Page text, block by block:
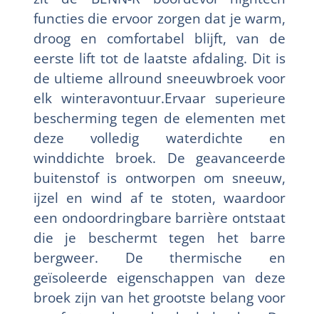
functies die ervoor zorgen dat je warm,
droog en comfortabel blijft, van de
eerste lift tot de laatste afdaling. Dit is
de ultieme allround sneeuwbroek voor
elk winteravontuur.Ervaar superieure
bescherming tegen de elementen met
deze volledig waterdichte en
winddichte broek. De geavanceerde
buitenstof is ontworpen om sneeuw,
ijzel en wind af te stoten, waardoor
een ondoordringbare barrière ontstaat
die je beschermt tegen het barre
bergweer. De thermische en
geïsoleerde eigenschappen van deze
broek zijn van het grootste belang voor